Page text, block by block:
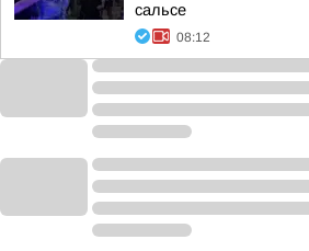
сальсе
08:12